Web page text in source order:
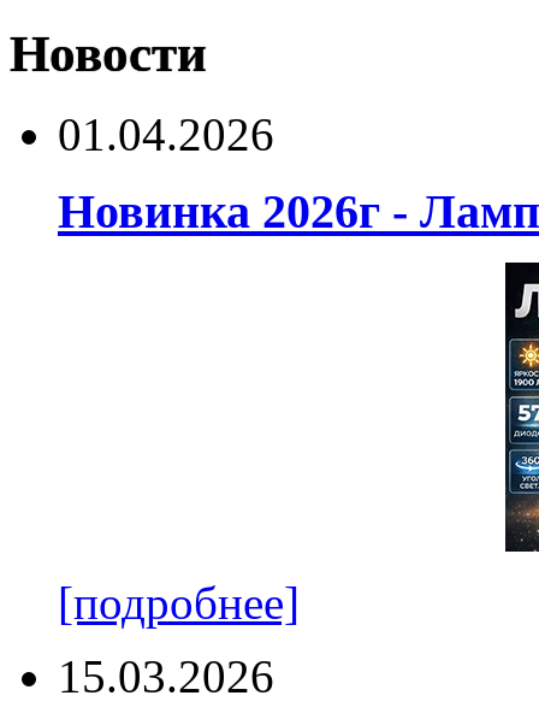
Новости
01.04.2026
Новинка 2026г -
[подробнее]
15.03.2026